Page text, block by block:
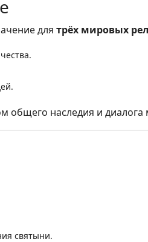
для трёх мировых
общего наследия и диалога
святыни.